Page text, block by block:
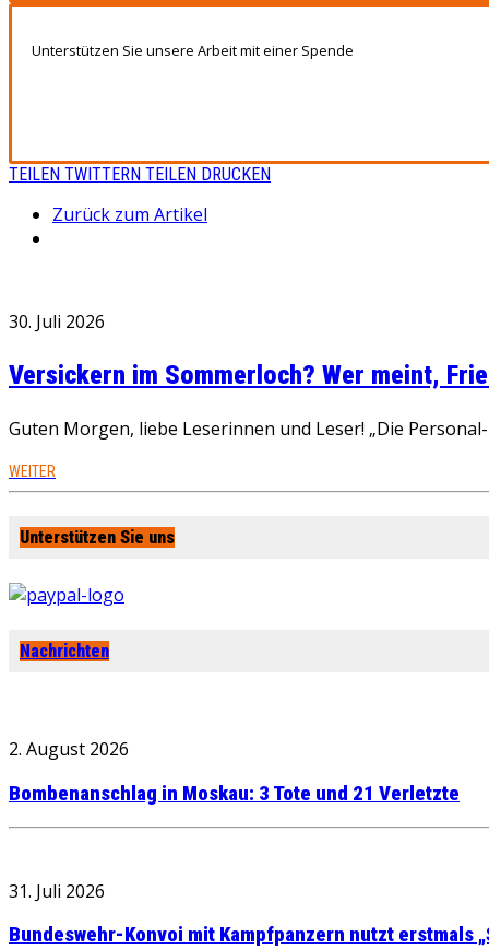
Unterstützen Sie unsere Arbeit mit einer Spende
TEILEN TWITTERN TEILEN DRUCKEN
Zurück zum Artikel
30. Juli 2026
Versickern im Sommerloch? Wer meint,
Guten Morgen, liebe Leserinnen und Leser! „Die
WEITER
Unterstützen Sie uns
Nachrichten
2. August 2026
Bombenanschlag in Moskau: 3 Tote und 21 Verletzte
31. Juli 2026
Bundeswehr-Konvoi mit Kampfpanzern nutzt erstmals